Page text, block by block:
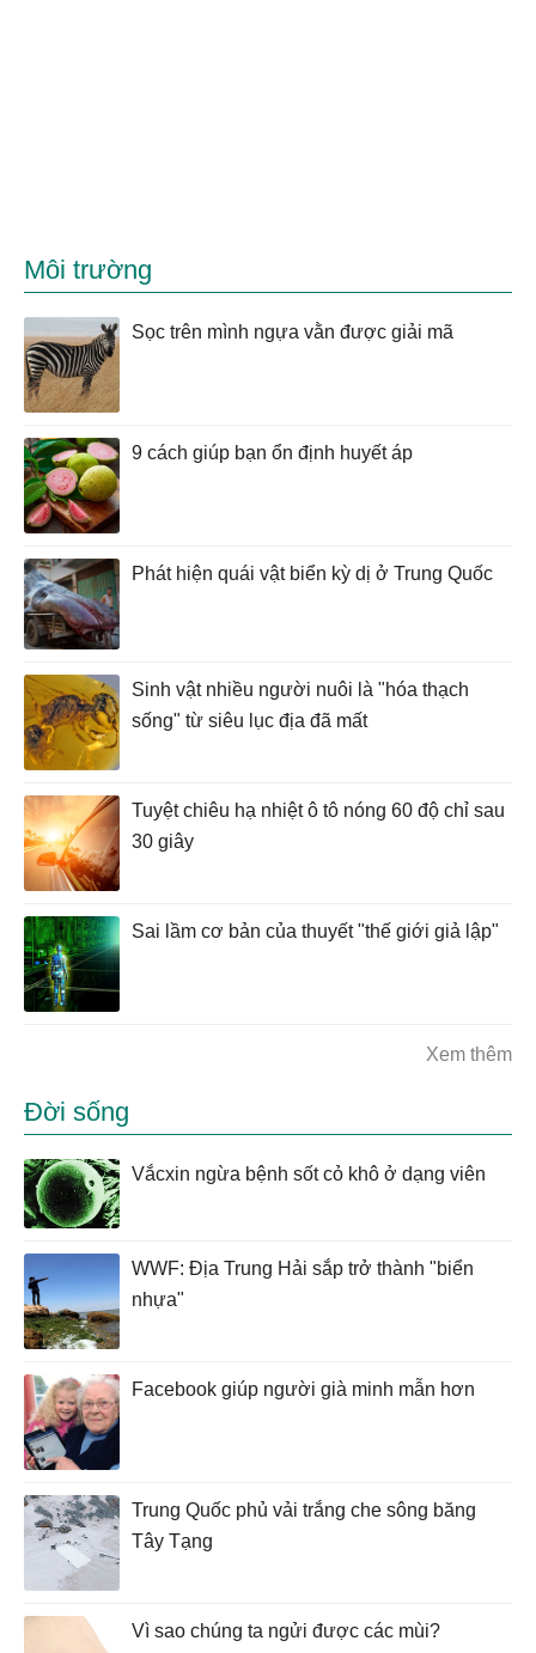
Môi trường
Sọc trên mình ngựa vằn được giải mã
9 cách giúp bạn ổn định huyết áp
Phát hiện quái vật biển kỳ dị ở Trung Quốc
Sinh vật nhiều người nuôi là "hóa thạch
sống" từ siêu lục địa đã mất
Tuyệt chiêu hạ nhiệt ô tô nóng 60 độ chỉ sau
30 giây
Sai lầm cơ bản của thuyết "thế giới giả lập"
Xem thêm
Đời sống
Vắcxin ngừa bệnh sốt cỏ khô ở dạng viên
WWF: Địa Trung Hải sắp trở thành "biển
nhựa"
Facebook giúp người già minh mẫn hơn
Trung Quốc phủ vải trắng che sông băng
Tây Tạng
Vì sao chúng ta ngửi được các mùi?